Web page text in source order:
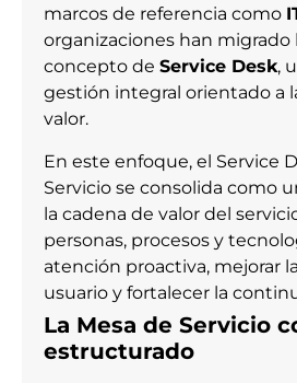
marcos de referencia como
organizaciones han migrado
concepto de Service Desk,
gestión integral orientado a
valor.
En este enfoque, el Service
Servicio se consolida como
la cadena de valor del
personas, procesos y
atención proactiva, mejorar
usuario y fortalecer la
La Mesa de Servicio
estructurado